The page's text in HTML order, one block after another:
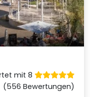
mit 8
(556 Bewertungen)